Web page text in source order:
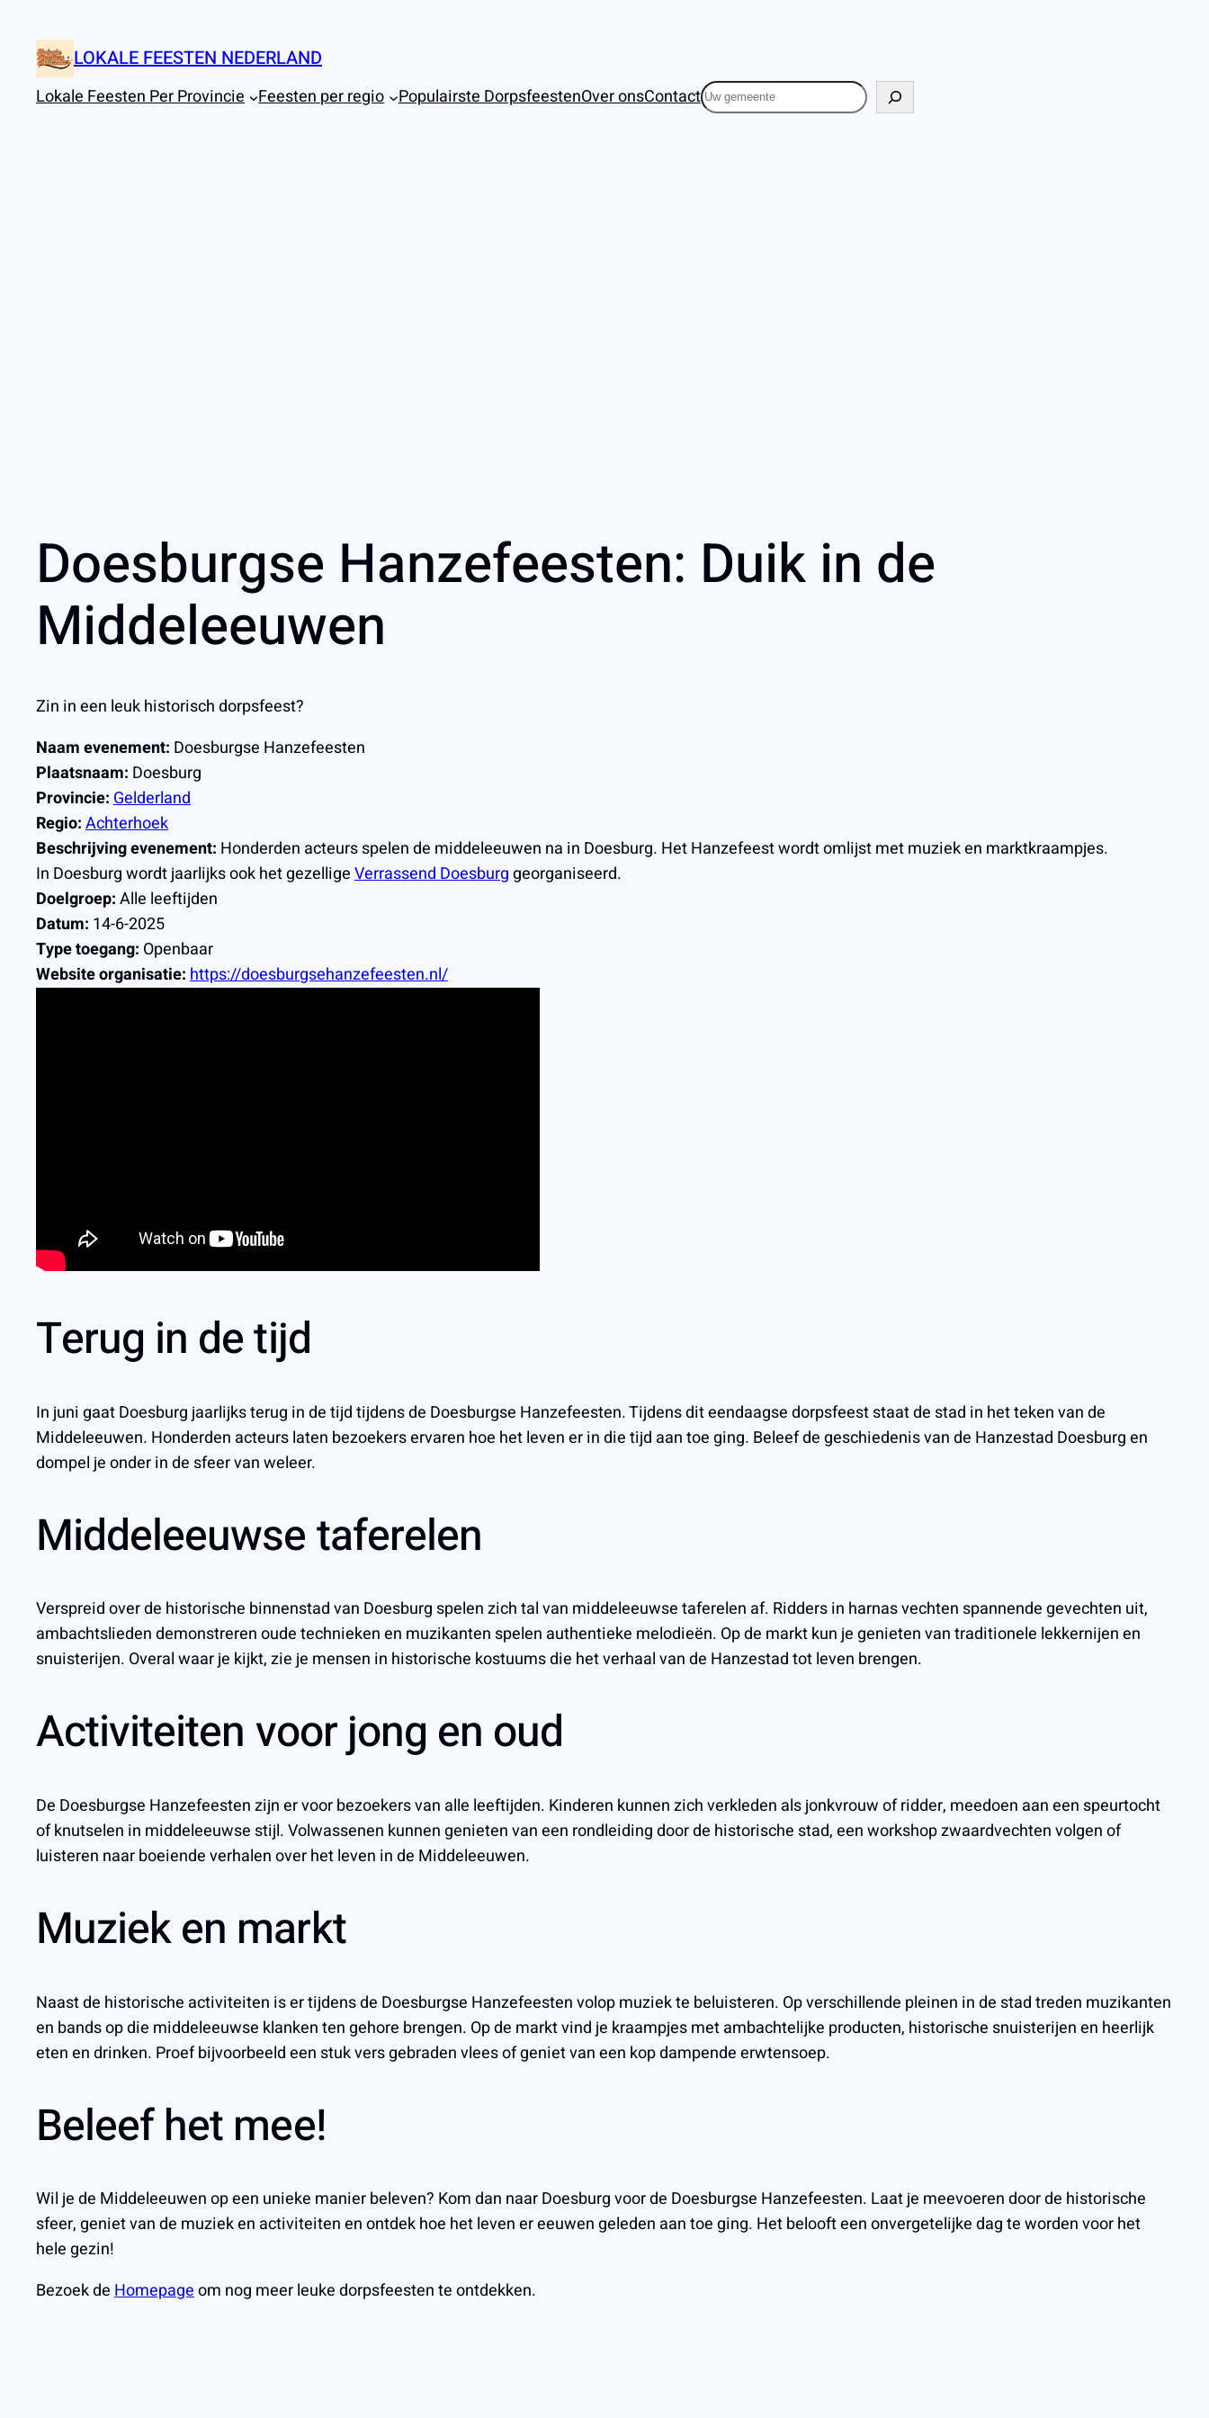
naar
inhoud
LOKALE FEESTEN NEDERLAND
Lokale Feesten Per Provincie Feesten per regio Populairste DorpsfeestenOver onsContactZoeken
Doesburgse Hanzefeesten: Duik in de
Middeleeuwen
Zin in een leuk historisch dorpsfeest?
Naam evenement: Doesburgse Hanzefeesten
Plaatsnaam: Doesburg
Provincie:Gelderland
Regio:Achterhoek
Beschrijving evenement: Honderden acteurs spelen de middeleeuwen na in Doesburg. Het Hanzefeest wordt omlijst met muziek en marktkraampjes.
In Doesburg wordt jaarlijks ook het gezelligeVerrassend Doesburggeorganiseerd.
Doelgroep:Alle leeftijden
Datum: 14-6-2025
Type toegang: Openbaar
Website organisatie:https://doesburgsehanzefeesten.nl/
Terug in de tijd
In juni gaat Doesburg jaarlijks terug in de tijd tijdens de Doesburgse Hanzefeesten. Tijdens dit eendaagse dorpsfeest staat de stad in het teken van de
Middeleeuwen. Honderden acteurs laten bezoekers ervaren hoe het leven er in die tijd aan toe ging. Beleef de geschiedenis van de Hanzestad Doesburg en
dompel je onder in de sfeer van weleer.
Middeleeuwse taferelen
Verspreid over de historische binnenstad van Doesburg spelen zich tal van middeleeuwse taferelen af. Ridders in harnas vechten spannende gevechten uit,
ambachtslieden demonstreren oude technieken en muzikanten spelen authentieke melodieën. Op de markt kun je genieten van traditionele lekkernijen en
snuisterijen. Overal waar je kijkt, zie je mensen in historische kostuums die het verhaal van de Hanzestad tot leven brengen.
Activiteiten voor jong en oud
De Doesburgse Hanzefeesten zijn er voor bezoekers van alle leeftijden. Kinderen kunnen zich verkleden als jonkvrouw of ridder, meedoen aan een speurtocht
of knutselen in middeleeuwse stijl. Volwassenen kunnen genieten van een rondleiding door de historische stad, een workshop zwaardvechten volgen of
luisteren naar boeiende verhalen over het leven in de Middeleeuwen.
Muziek en markt
Naast de historische activiteiten is er tijdens de Doesburgse Hanzefeesten volop muziek te beluisteren. Op verschillende pleinen in de stad treden muzikanten
en bands op die middeleeuwse klanken ten gehore brengen. Op de markt vind je kraampjes met ambachtelijke producten, historische snuisterijen en heerlijk
eten en drinken. Proef bijvoorbeeld een stuk vers gebraden vlees of geniet van een kop dampende erwtensoep.
Beleef het mee!
Wil je de Middeleeuwen op een unieke manier beleven? Kom dan naar Doesburg voor de Doesburgse Hanzefeesten. Laat je meevoeren door de historische
sfeer, geniet van de muziek en activiteiten en ontdek hoe het leven er eeuwen geleden aan toe ging. Het belooft een onvergetelijke dag te worden voor het
hele gezin!
Bezoek deHomepageom nog meer leuke dorpsfeesten te ontdekken.